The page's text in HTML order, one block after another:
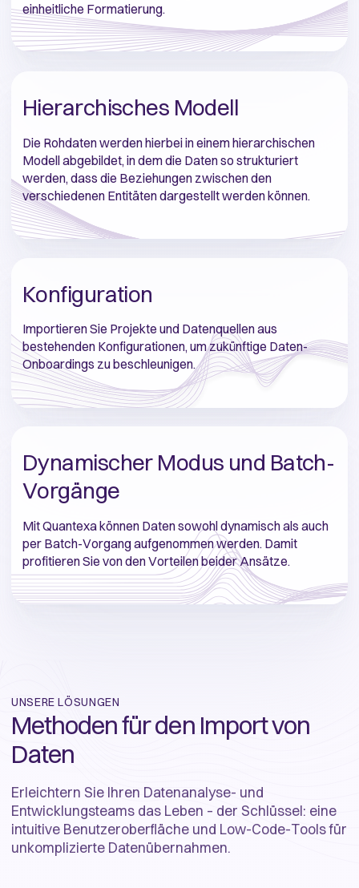
einheitliche Formatierung.
Hierarchisches Modell
Die Rohdaten werden hierbei in einem hierarchischen
Modell abgebildet, in dem die Daten so strukturiert
werden, dass die Beziehungen zwischen den
verschiedenen Entitäten dargestellt werden können.
Konfiguration
Importieren Sie Projekte und Datenquellen aus
bestehenden Konfigurationen, um zukünftige Daten-
Onboardings zu beschleunigen.
Dynamischer Modus und Batch-
Vorgänge
Mit Quantexa können Daten sowohl dynamisch als auch
per Batch-Vorgang aufgenommen werden. Damit
profitieren Sie von den Vorteilen beider Ansätze.
UNSERE LÖSUNGEN
Methoden für den Import von
Daten
Erleichtern Sie Ihren Datenanalyse- und
Entwicklungsteams das Leben – der Schlüssel: eine
intuitive Benutzeroberfläche und Low-Code-Tools für
unkomplizierte Datenübernahmen.